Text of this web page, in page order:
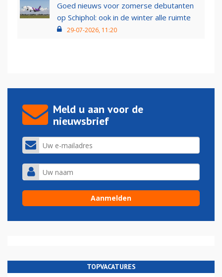
Goed nieuws voor zomerse debutanten
op Schiphol: ook in de winter alle ruimte
29-07-2026, 11:20
Meld u aan voor de
nieuwsbrief
TOPVACATURES